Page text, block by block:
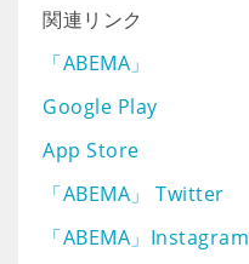
関連リンク
「ABEMA」
Google Play
App Store
「ABEMA」 Twitter
「ABEMA」Instagram